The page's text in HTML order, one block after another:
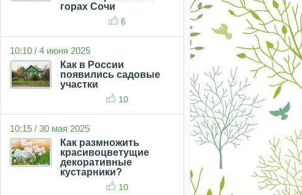
горах Сочи
6
10:10 / 4 июня 2025
Как в России
появились садовые
участки
10
10:15 / 30 мая 2025
Как размножить
красивоцветущие
декоративные
кустарники?
10